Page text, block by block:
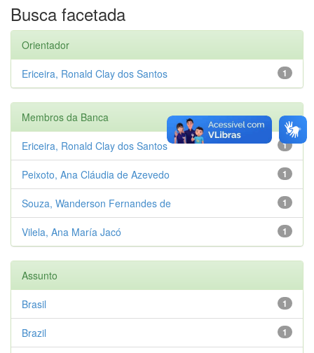
Busca facetada
Orientador
1
Ericeira, Ronald Clay dos Santos
Membros da Banca
1
Ericeira, Ronald Clay dos Santos
1
Peixoto, Ana Cláudia de Azevedo
1
Souza, Wanderson Fernandes de
1
Vilela, Ana María Jacó
Assunto
1
Brasil
1
Brazil